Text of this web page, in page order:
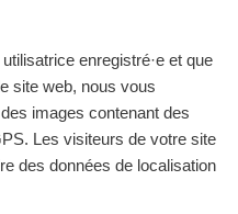
enregistré·e et que
site web, nous vous
images contenant des
Les visiteurs de votre site
des données de localisation